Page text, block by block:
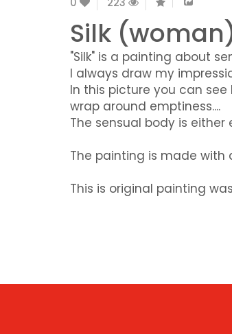
Silk
"Silk" is a painting about
I always draw my
In this picture you can
wrap around emptiness....
The sensual body is
The painting is made with
This is original painting